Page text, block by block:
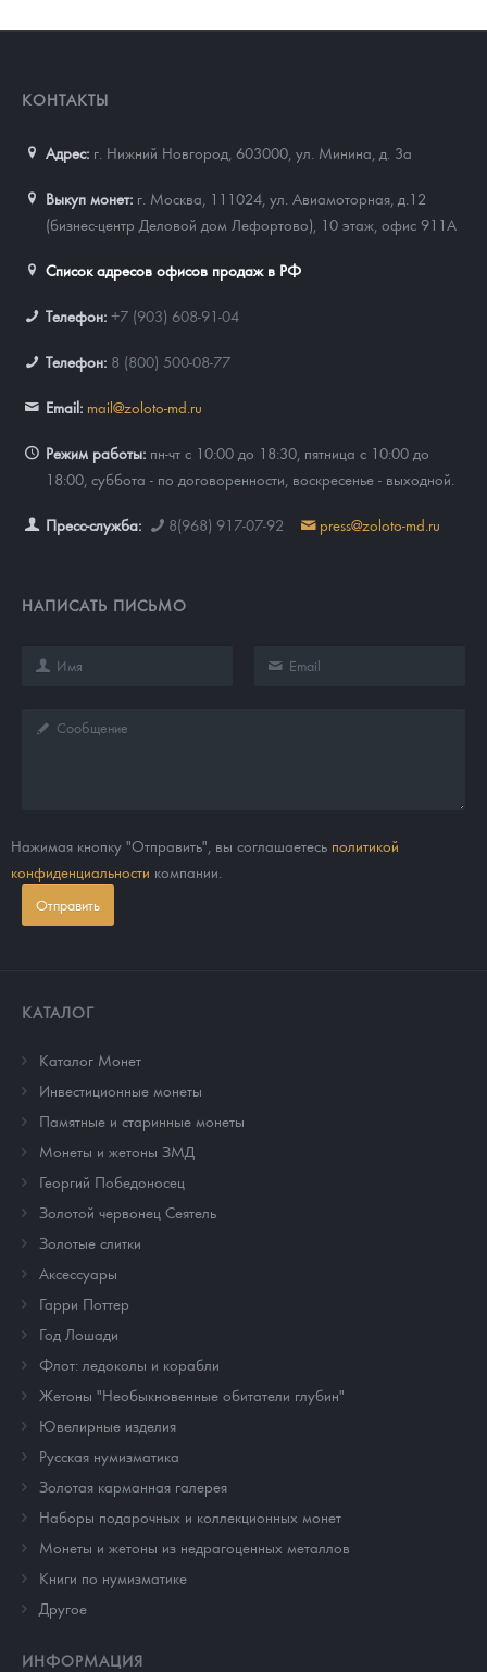
КОНТАКТЫ
Адрес: г. Нижний Новгород, 603000 ул. Минина, д. 3а
Выкуп монет: г. Москва, 111024, ул. Авиамоторная, д.12
(бизнес-центр Деловой дом Лефортово), 10 этаж, офис 911А
Список адресов офисов продаж в РФ
Телефон: +7 (903) 608-91-04
Телефон: 8 (800) 500-08-77
Email: mail@zoloto-md.ru
Режим работы: пн-чт с 10:00 до 18:30, пятница с 10:00 до
18:00, суббота - по договоренности, воскресенье - выходной.
Пресс-служба: 8(968) 917-07-92 press@zoloto-md.ru
НАПИСАТЬ ПИСЬМО
Нажимая кнопку "Отправить", вы соглашаетесь политикой
конфиденциальности компании.
Отправить
КАТАЛОГ
Каталог Монет
Инвестиционные монеты
Памятные и старинные монеты
Монеты и жетоны ЗМД
Георгий Победоносец
Золотой червонец Сеятель
Золотые слитки
Аксессуары
Гарри Поттер
Год Лошади
Флот: ледоколы и корабли
Жетоны "Необыкновенные обитатели глубин"
Ювелирные изделия
Русская нумизматика
Золотая карманная галерея
Наборы подарочных и коллекционных монет
Монеты и жетоны из недрагоценных металлов
Книги по нумизматике
Другое
ИНФОРМАЦИЯ